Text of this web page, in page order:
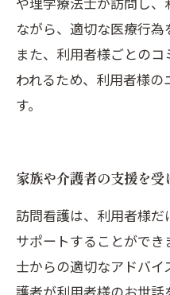
ながら、適切な医療行為
また、利用者様ごとの
われるため、利用者様の
す。
家族や介護者の支援を受
訪問看護は、利用者様
サポートすることがで
士からの適切なアドバ